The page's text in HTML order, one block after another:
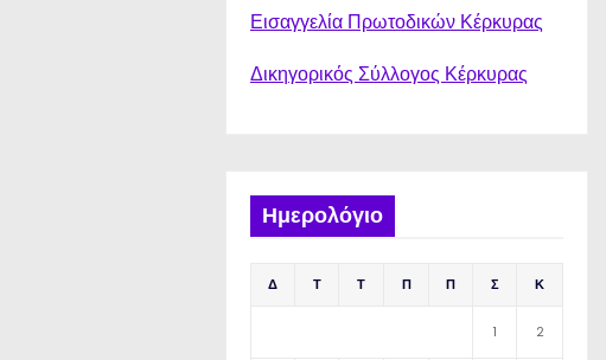
Εισαγγελία Πρωτοδικών Κέρκυρας
Δικηγορικός Σύλλογος Κέρκυρας
Ημερολόγιο
Δ Τ Τ Π Π Σ Κ
1 2